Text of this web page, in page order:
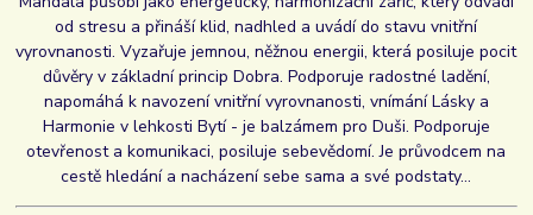
od stresu a přináší klid, nadhled a uvádí do stavu vnitřní
vyrovnanosti. Vyzařuje jemnou, něžnou energii, která posiluje pocit
důvěry v základní princip Dobra. Podporuje radostné ladění,
napomáhá k navození vnitřní vyrovnanosti, vnímání Lásky a
Harmonie v lehkosti Bytí - je balzámem pro Duši. Podporuje
otevřenost a komunikaci, posiluje sebevědomí. Je průvodcem na
cestě hledání a nacházení sebe sama a své podstaty...